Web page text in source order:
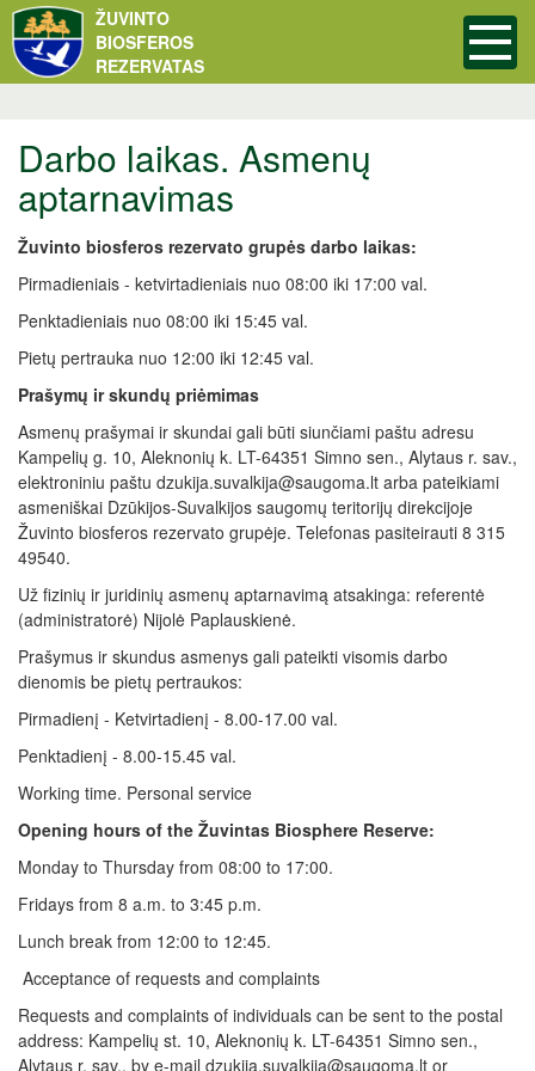
ŽUVINTO
BIOSFEROS
REZERVATAS
Darbo laikas. Asmenų
aptarnavimas
Žuvinto biosferos rezervato grupės darbo laikas:
Pirmadieniais - ketvirtadieniais nuo 08:00 iki 17:00 val.
Penktadieniais nuo 08:00 iki 15:45 val.
Pietų pertrauka nuo 12:00 iki 12:45 val.
Prašymų ir skundų priėmimas
Asmenų prašymai ir skundai gali būti siunčiami paštu adresu
Kampelių g. 10, Aleknonių k. LT-64351 Simno sen., Alytaus r. sav.,
elektroniniu paštu dzukija.suvalkija@saugoma.lt arba pateikiami
asmeniškai Dzūkijos-Suvalkijos saugomų teritorijų direkcijoje
Žuvinto biosferos rezervato grupėje. Telefonas pasiteirauti 8 315
49540.
Už fizinių ir juridinių asmenų aptarnavimą atsakinga: referentė
(administratorė) Nijolė Paplauskienė.
Prašymus ir skundus asmenys gali pateikti visomis darbo
dienomis be pietų pertraukos:
Pirmadienį - Ketvirtadienį - 8.00-17.00 val.
Penktadienį - 8.00-15.45 val.
Working time. Personal service
Opening hours of the Žuvintas Biosphere Reserve:
Monday to Thursday from 08:00 to 17:00.
Fridays from 8 a.m. to 3:45 p.m.
Lunch break from 12:00 to 12:45.
Acceptance of requests and complaints
Requests and complaints of individuals can be sent to the postal
address: Kampelių st. 10, Aleknonių k. LT-64351 Simno sen.,
Alytaus r. sav., by e-mail dzukija.suvalkija@saugoma.lt or